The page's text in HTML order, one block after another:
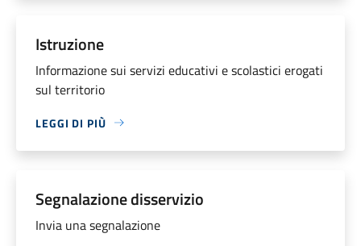
Istruzione
Informazione sui servizi educativi e scolastici erogati
sul territorio
LEGGI DI PIÙ
Segnalazione disservizio
Invia una segnalazione